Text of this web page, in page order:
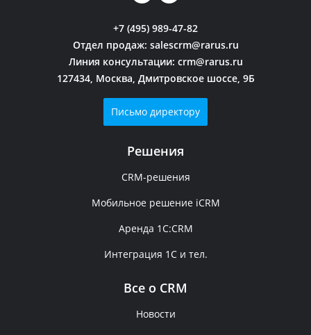
+7 (495) 989-47-82
Отдел продаж: salescrm@rarus.ru
Линия консультации: crm@rarus.ru
127434, Москва, Дмитровское шоссе, 9Б
Письмо директору
Решения
CRM-решения
Мобильное решение iCRM
Аренда 1C:CRM
Интеграция 1С и тел.
Все о CRM
Новости